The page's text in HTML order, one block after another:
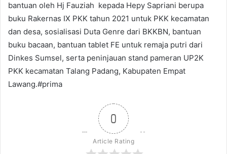
bantuan oleh Hj Fauziah kepada Hepy Sapriani berupa
buku Rakernas IX PKK tahun 2021 untuk PKK kecamatan
dan desa, sosialisasi Duta Genre dari BKKBN, bantuan
buku bacaan, bantuan tablet FE untuk remaja putri dari
Dinkes Sumsel, serta peninjauan stand pameran UP2K
PKK kecamatan Talang Padang, Kabupaten Empat
Lawang.#prima
0
Article Rating